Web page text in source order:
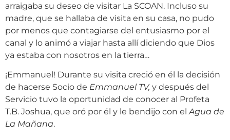
arraigaba su deseo de visitar La SCOAN. Incluso su
madre, que se hallaba de visita en su casa, no pudo
por menos que contagiarse del entusiasmo por el
canal y lo animó a viajar hasta allí diciendo que Dios
ya estaba con nosotros en la tierra…
¡Emmanuel! Durante su visita creció en él la decisión
de hacerse Socio de Emmanuel TV, y después del
Servicio tuvo la oportunidad de conocer al Profeta
T.B. Joshua, que oró por él y le bendijo con elAgua de
La Mañana.